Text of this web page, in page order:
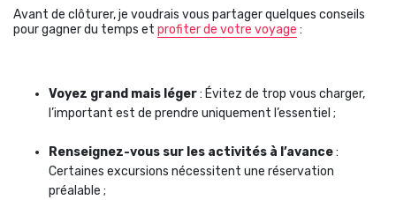
Avant de clôturer, je voudrais vous partager quelques conseils
pour gagner du temps et profiter de votre voyage :
Voyez grand mais léger: Évitez de trop vous charger,
l’important est de prendre uniquement l’essentiel ;
Renseignez-vous sur les activités à l’avance:
Certaines excursions nécessitent une réservation
préalable ;